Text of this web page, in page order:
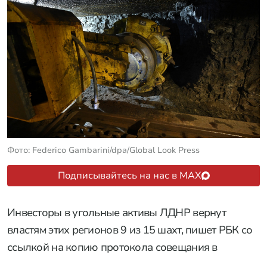
Фото: Federico Gambarini/dpa/Global Look Press
Подписывайтесь на нас в MAX
Инвесторы в угольные активы ЛДНР вернут
властям этих регионов 9 из 15 шахт, пишет РБК со
ссылкой на копию протокола совещания в